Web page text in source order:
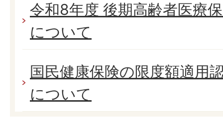
令和8年度 後期高齢者医療
について
国民健康保険の限度額適用
について